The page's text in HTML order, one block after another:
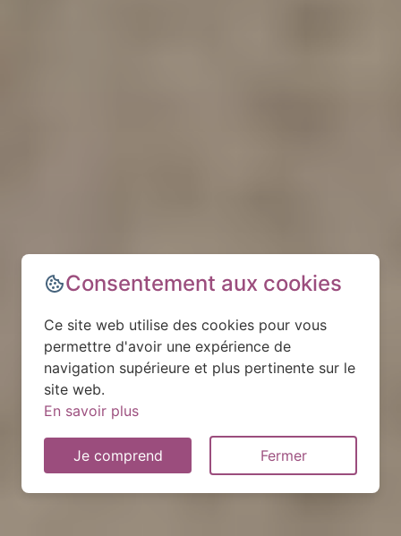
Consentement aux cookies
Ce site web utilise des cookies pour vous
permettre d'avoir une expérience de
navigation supérieure et plus pertinente sur le
site web.
En savoir plus
Je comprend Fermer